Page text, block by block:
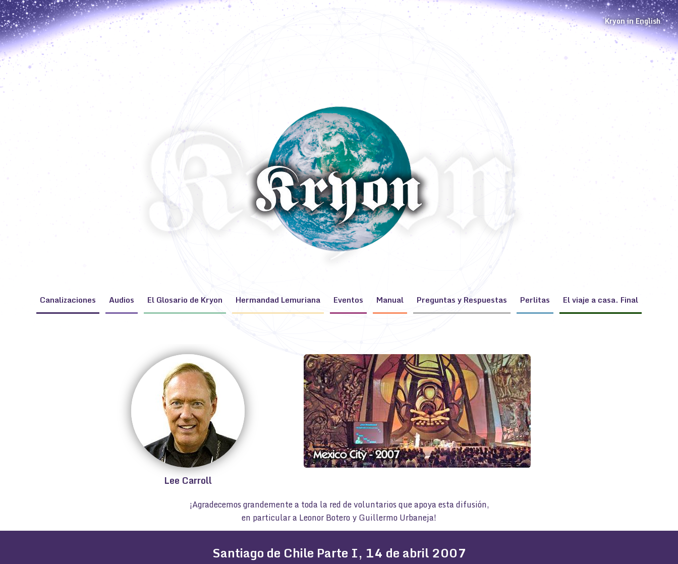
Kryon in English
Canalizaciones Audios El Glosario de Kryon Hermandad Lemuriana Eventos Manual Preguntas y Respuestas Perlitas El viaje a casa. Final
Lee Carroll
¡Agradecemos grandemente a toda la red de voluntarios que apoya esta difusión,
en particular a Leonor Botero y Guillermo Urbaneja!
Santiago de Chile Parte I, 14 de abril 2007